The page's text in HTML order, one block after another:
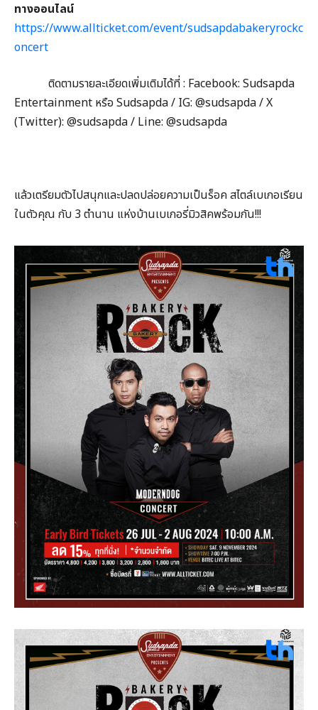
ทางออนไลน์
https://www.allticket.com/event/sudsapdabakeryrockc
oncert
ติดตามรายละเอียดเพิ่มเติมได้ที่ : Facebook: Sudsapda
Entertainment หรือ Sudsapda / IG: @sudsapda / X
(Twitter): @sudsapda / Line: @sudsapda
แล้วเตรียมตัวไปสนุกและปลดปล่อยความเป็นร็อค สไตล์เบเกอเรียน
ในตัวคุณ กับ 3 ตำนาน แห่งบ้านเบเกอรี่มิวสิคพร้อมกัน!!!